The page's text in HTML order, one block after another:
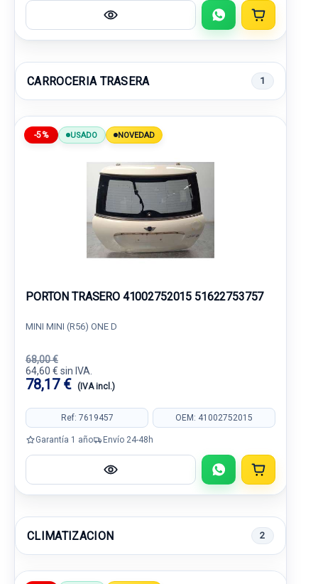
CARROCERIA TRASERA 1
-5% USADO NOVEDAD
PORTON TRASERO 41002752015 51622753757
MINI MINI (R56) ONE D
68,00 €
64,60 € sin IVA.
78,17 € (IVA incl.)
Ref: 7619457 OEM: 41002752015
Garantía 1 año Envío 24-48h
CLIMATIZACION 2